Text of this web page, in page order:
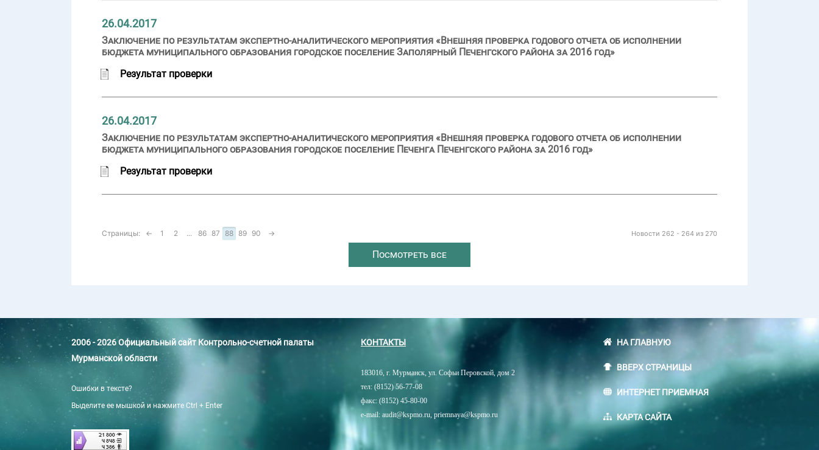
26.04.2017
Заключение по результатам экспертно-аналитического мероприятия «Внешняя проверка годового отчета об исполнении
бюджета муниципального образования городское поселение Заполярный Печенгского района за 2016 год»
Результат проверки
26.04.2017
Заключение по результатам экспертно-аналитического мероприятия «Внешняя проверка годового отчета об исполнении
бюджета муниципального образования городское поселение Печенга Печенгского района за 2016 год»
Результат проверки
Новости 262 - 264 из 270
Страницы: ← 1 2 ... 86 87 88 89 90 →
Посмотреть все
2006 - 2026 Официальный сайт Контрольно-счетной палаты
Мурманской области
Ошибки в тексте?
Выделите ее мышкой и нажмите Ctrl + Enter
КОНТАКТЫ
183016, г. Мурманск, ул. Софьи Перовской, дом 2
тел: (8152) 56-77-08
факс: (8152) 45-80-00
e-mail: audit@kspmo.ru, priemnaya@kspmo.ru
НА ГЛАВНУЮ
ВВЕРХ СТРАНИЦЫ
ИНТЕРНЕТ ПРИЕМНАЯ
КАРТА САЙТА